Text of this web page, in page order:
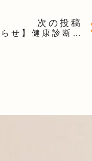
次の投稿
【2026年6月診療日のお知らせ】健康診断異常・高血圧・不整脈のご相談はT’sハートクリニックへ